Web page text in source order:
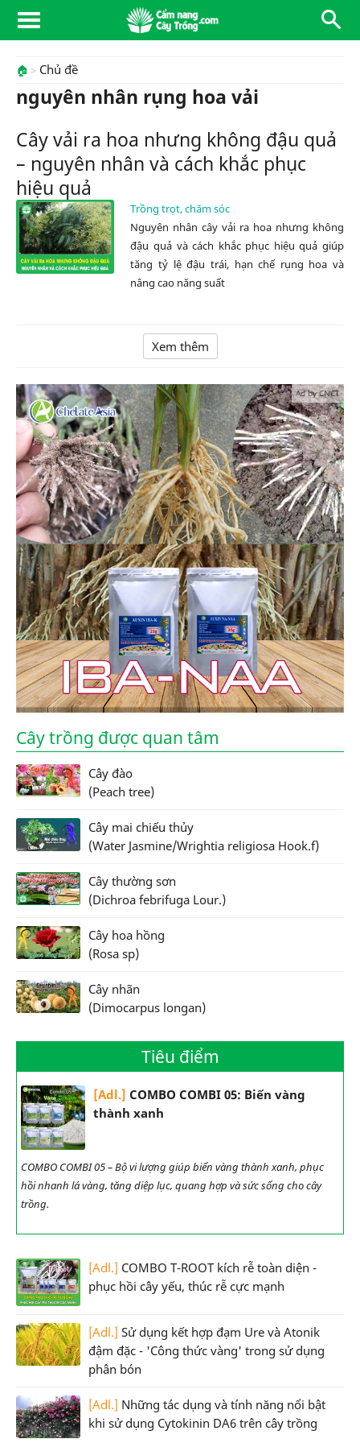
🏠 Chủ đề
nguyên nhân rụng hoa vải
Cây vải ra hoa nhưng không đậu quả
– nguyên nhân và cách khắc phục
hiệu quả
Trồng trọt, chăm sóc
Nguyên nhân cây vải ra hoa nhưng không
đậu quả và cách khắc phục hiệu quả giúp
tăng tỷ lệ đậu trái, hạn chế rụng hoa và
nâng cao năng suất
Xem thêm
Ad by CNCT
Cây trồng được quan tâm
Cây đào
(Peach tree)
Cây mai chiếu thủy
(Water Jasmine/Wrightia religiosa Hook.f)
Cây thường sơn
(Dichroa febrifuga Lour.)
Cây hoa hồng
(Rosa sp)
Cây nhãn
(Dimocarpus longan)
Tiêu điểm
[Adl.] COMBO COMBI 05: Biến vàng
thành xanh
COMBO COMBI 05 – Bộ vi lượng giúp biến vàng thành xanh, phục
hồi nhanh lá vàng, tăng diệp lục, quang hợp và sức sống cho cây
trồng.
[Adl.] COMBO T-ROOT kích rễ toàn diện -
phục hồi cây yếu, thúc rễ cực mạnh
[Adl.] Sử dụng kết hợp đạm Ure và Atonik
đậm đặc - 'Công thức vàng' trong sử dụng
phân bón
[Adl.] Những tác dụng và tính năng nổi bật
khi sử dụng Cytokinin DA6 trên cây trồng